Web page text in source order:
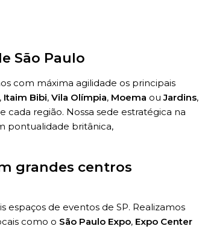
São Paulo
com máxima agilidade os principais
, Itaim Bibi, Vila Olímpia, Moema ouJardins,
cada região. Nossa sede estratégica na
pontualidade britânica,
grandes centros
espaços de eventos de SP. Realizamos
como o São Paulo Expo, Expo Center